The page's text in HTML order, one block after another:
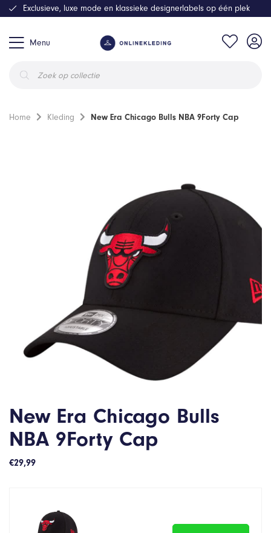
Menu
zoeken
Exclusieve, luxe mode en klassieke designerlabels op één plek
Home Kleding New Era Chicago Bulls NBA 9Forty Cap
New Era Chicago Bulls
NBA 9Forty Cap
€29,99